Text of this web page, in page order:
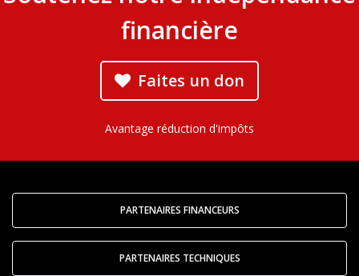
financière
Faites un don
Avantage réduction d'impôts
PARTENAIRES FINANCEURS
PARTENAIRES TECHNIQUES